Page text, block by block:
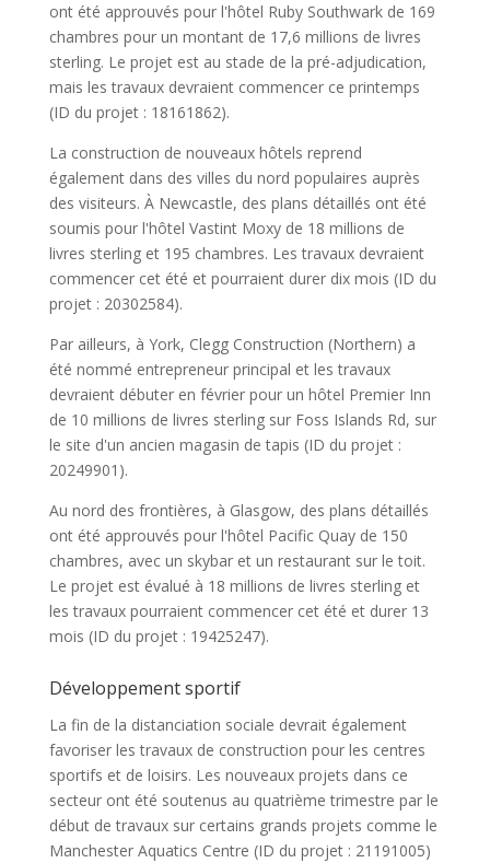
ont été approuvés pour l'hôtel Ruby Southwark de 169
chambres pour un montant de 17,6 millions de livres
sterling. Le projet est au stade de la pré-adjudication,
mais les travaux devraient commencer ce printemps
(ID du projet : 18161862).
La construction de nouveaux hôtels reprend
également dans des villes du nord populaires auprès
des visiteurs. À Newcastle, des plans détaillés ont été
soumis pour l'hôtel Vastint Moxy de 18 millions de
livres sterling et 195 chambres. Les travaux devraient
commencer cet été et pourraient durer dix mois (ID du
projet : 20302584).
Par ailleurs, à York, Clegg Construction (Northern) a
été nommé entrepreneur principal et les travaux
devraient débuter en février pour un hôtel Premier Inn
de 10 millions de livres sterling sur Foss Islands Rd, sur
le site d'un ancien magasin de tapis (ID du projet :
20249901).
Au nord des frontières, à Glasgow, des plans détaillés
ont été approuvés pour l'hôtel Pacific Quay de 150
chambres, avec un skybar et un restaurant sur le toit.
Le projet est évalué à 18 millions de livres sterling et
les travaux pourraient commencer cet été et durer 13
mois (ID du projet : 19425247).
Développement sportif
La fin de la distanciation sociale devrait également
favoriser les travaux de construction pour les centres
sportifs et de loisirs. Les nouveaux projets dans ce
secteur ont été soutenus au quatrième trimestre par le
début de travaux sur certains grands projets comme le
Manchester Aquatics Centre (ID du projet : 21191005)